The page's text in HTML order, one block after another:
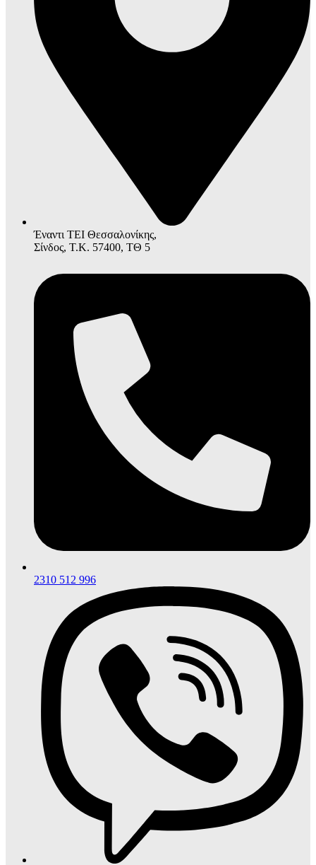
Έναντι ΤΕΙ Θεσσαλονίκης,
Σίνδος, Τ.Κ. 57400, ΤΘ 5
2310 512 996